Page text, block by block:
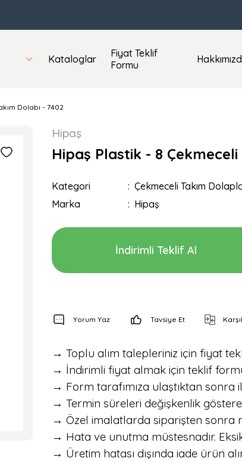
Kataloglar
Fiyat Teklif
Formu
Dolabı - 7402
Hipaş
Hipaş Plastik - 8 Çekmeceli
Kategori
Çekmeceli Takım
Marka
Hipaş
İndirimli Teklif Al
Yorum Yaz Tavsiye Et
→ Toplu alım talepleriniz için fiyat
→ İndirimli fiyat almak için teklif
→ Form tarafımıza ulaştıktan sonra
→ Termin süreleri değişkenlik
→ Özel imalatlarda siparişten sonra
→ Hata ve unutma müstesnadır.
→ Üretim hatası dışında iade ürün